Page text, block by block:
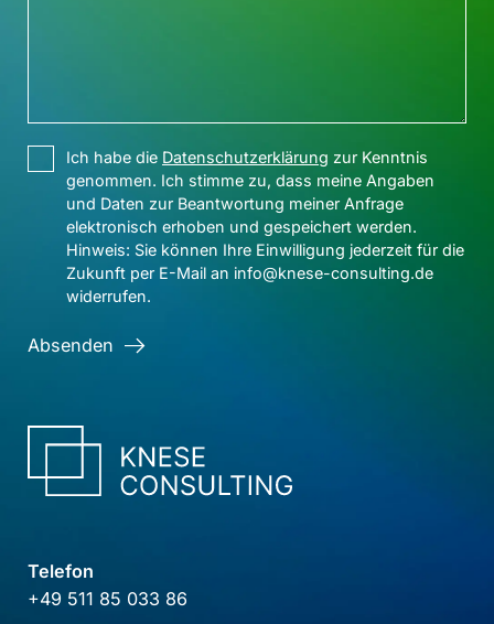
Ich habe die Datenschutzerklärung zur Kenntnis
genommen. Ich stimme zu, dass meine Angaben
und Daten zur Beantwortung meiner Anfrage
elektronisch erhoben und gespeichert werden.
Hinweis: Sie können Ihre Einwilligung jederzeit für die
Zukunft per E-Mail an info@knese-consulting.de
widerrufen.
Absenden
Telefon
+49 511 85 033 86